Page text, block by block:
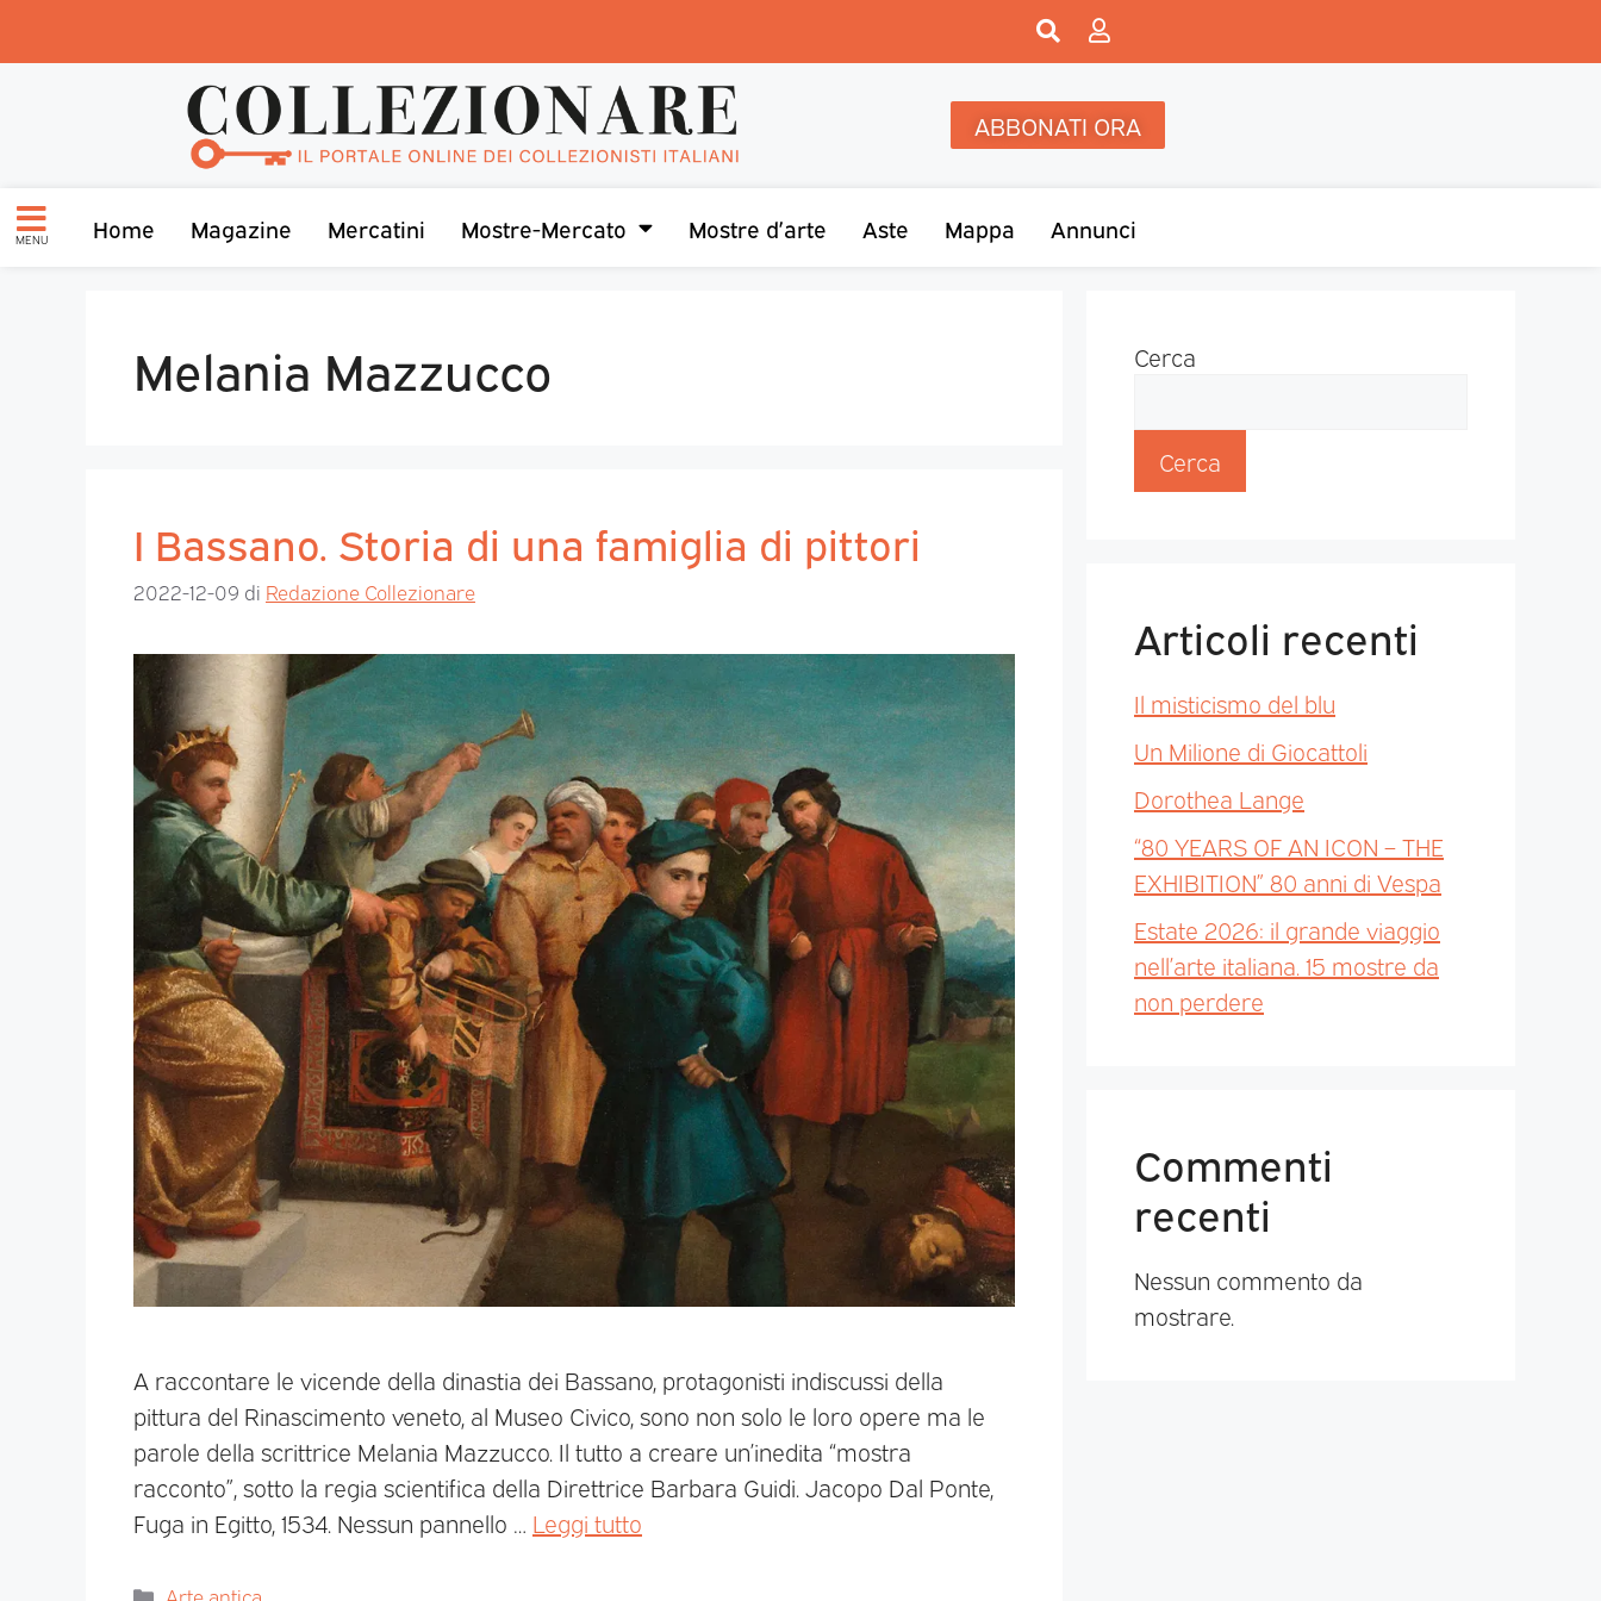
ABBONATI ORA
MENU Home Magazine Mercatini Mostre-Mercato Mostre d’arte Aste Mappa Annunci
Melania Mazzucco
I Bassano. Storia di una famiglia di pittori
2022-12-09 di Redazione Collezionare
A raccontare le vicende della dinastia dei Bassano, protagonisti indiscussi della
pittura del Rinascimento veneto, al Museo Civico, sono non solo le loro opere ma le
parole della scrittrice Melania Mazzucco. Il tutto a creare un’inedita “mostra
racconto”, sotto la regia scientifica della Direttrice Barbara Guidi. Jacopo Dal Ponte,
Fuga in Egitto, 1534. Nessun pannello … Leggi tutto
Arte antica
Cerca
Cerca
Articoli recenti
Il misticismo del blu
Un Milione di Giocattoli
Dorothea Lange
“80 YEARS OF AN ICON – THE
EXHIBITION” 80 anni di Vespa
Estate 2026: il grande viaggio
nell’arte italiana. 15 mostre da
non perdere
Commenti
recenti
Nessun commento da
mostrare.